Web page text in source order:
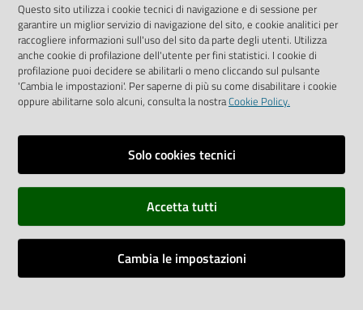
Vai alla pagina
Media Policy
Mappa del sito
Monitoraggio accessi al sito
Questo sito utilizza i cookie tecnici di navigazione e di sessione per
garantire un miglior servizio di navigazione del sito, e cookie analitici per
raccogliere informazioni sull'uso del sito da parte degli utenti. Utilizza
anche cookie di profilazione dell'utente per fini statistici. I cookie di
profilazione puoi decidere se abilitarli o meno cliccando sul pulsante
'Cambia le impostazioni'. Per saperne di più su come disabilitare i cookie
oppure abilitarne solo alcuni, consulta la nostraCookie Policy.
Solo cookies tecnici
Accetta tutti
Cambia le impostazioni